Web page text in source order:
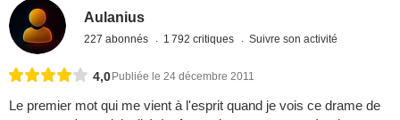
Aulanius
227 abonnés 1 792 critiques Suivre son activité
4,0Publiée le 24 décembre 2011
Le premier mot qui me vient à l'esprit quand je vois ce drame de